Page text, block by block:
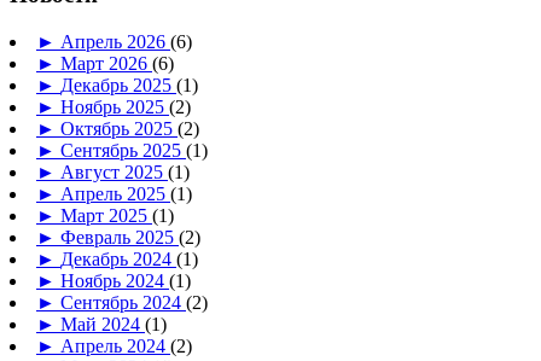
► Апрель 2026 (6)
► Март 2026 (6)
► Декабрь 2025 (1)
► Ноябрь 2025 (2)
► Октябрь 2025 (2)
► Сентябрь 2025 (1)
► Август 2025 (1)
► Апрель 2025 (1)
► Март 2025 (1)
► Февраль 2025 (2)
► Декабрь 2024 (1)
► Ноябрь 2024 (1)
► Сентябрь 2024 (2)
► Май 2024 (1)
► Апрель 2024 (2)